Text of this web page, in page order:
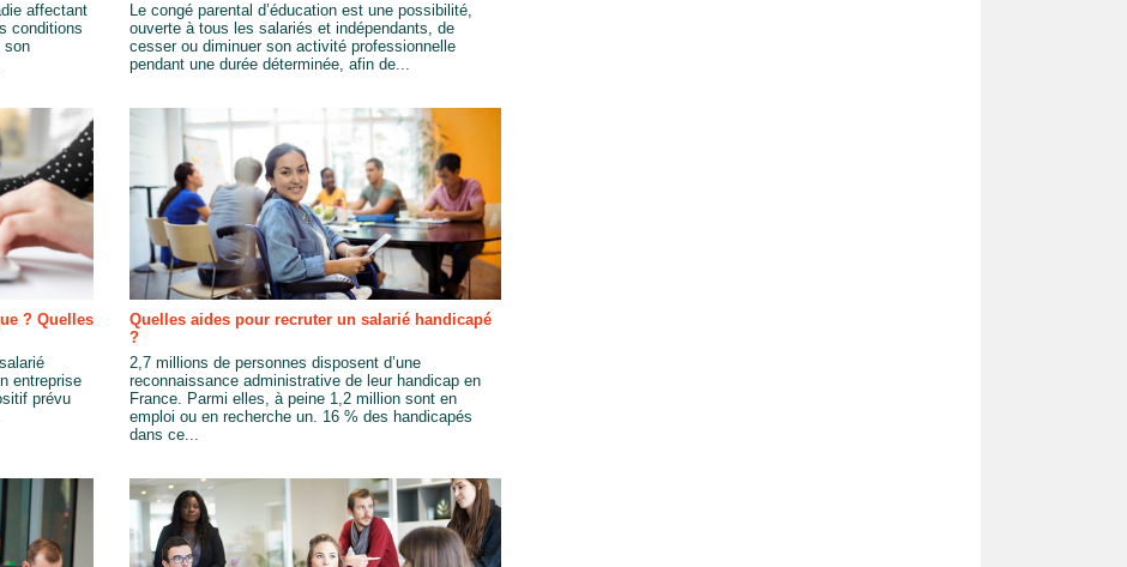
affectant
conditions
son
Le congé parental d’éducation est une possibilité,
ouverte à tous les salariés et indépendants, de
cesser ou diminuer son activité professionnelle
pendant une durée déterminée, afin de...
? Quelles
entreprise
prévu
Quelles aides pour recruter un salarié handicapé
?
2,7 millions de personnes disposent d’une
reconnaissance administrative de leur handicap en
France. Parmi elles, à peine 1,2 million sont en
emploi ou en recherche un. 16 % des handicapés
dans ce...